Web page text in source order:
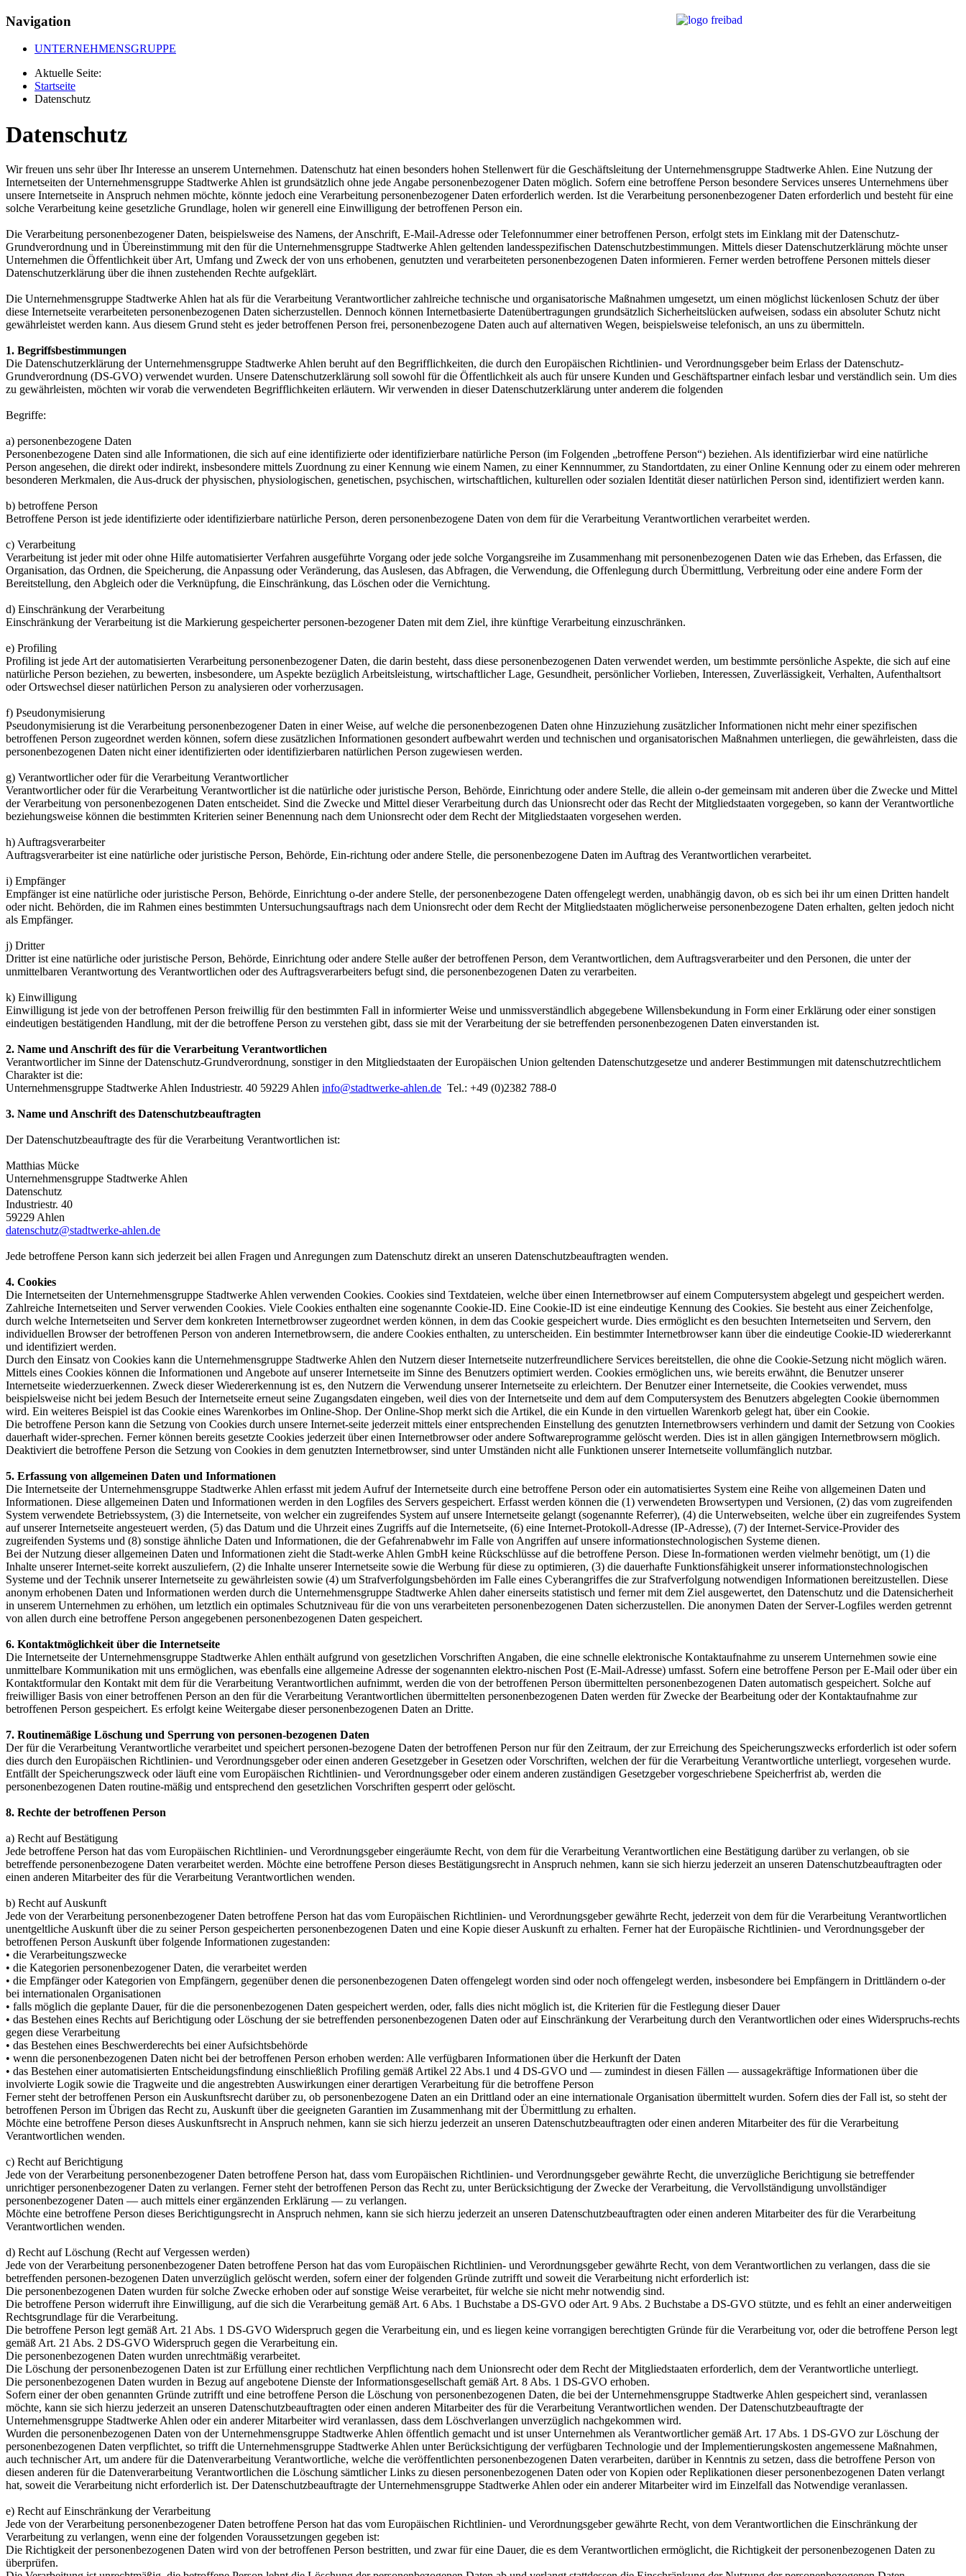
Navigation
UNTERNEHMENSGRUPPE
Aktuelle Seite:
Startseite
Datenschutz
Datenschutz
Wir freuen uns sehr über Ihr Interesse an unserem Unternehmen. Datenschutz hat einen besonders hohen Stellenwert für die Geschäftsleitung der Unternehmensgruppe Stadtwerke Ahlen. Eine Nutzung der
Internetseiten der Unternehmensgruppe Stadtwerke Ahlen ist grundsätzlich ohne jede Angabe personenbezogener Daten möglich. Sofern eine betroffene Person besondere Services unseres Unternehmens über
unsere Internetseite in Anspruch nehmen möchte, könnte jedoch eine Verarbeitung personenbezogener Daten erforderlich werden. Ist die Verarbeitung personenbezogener Daten erforderlich und besteht für eine
solche Verarbeitung keine gesetzliche Grundlage, holen wir generell eine Einwilligung der betroffenen Person ein.
Die Verarbeitung personenbezogener Daten, beispielsweise des Namens, der Anschrift, E-Mail-Adresse oder Telefonnummer einer betroffenen Person, erfolgt stets im Einklang mit der Datenschutz-
Grundverordnung und in Übereinstimmung mit den für die Unternehmensgruppe Stadtwerke Ahlen geltenden landesspezifischen Datenschutzbestimmungen. Mittels dieser Datenschutzerklärung möchte unser
Unternehmen die Öffentlichkeit über Art, Umfang und Zweck der von uns erhobenen, genutzten und verarbeiteten personenbezogenen Daten informieren. Ferner werden betroffene Personen mittels dieser
Datenschutzerklärung über die ihnen zustehenden Rechte aufgeklärt.
Die Unternehmensgruppe Stadtwerke Ahlen hat als für die Verarbeitung Verantwortlicher zahlreiche technische und organisatorische Maßnahmen umgesetzt, um einen möglichst lückenlosen Schutz der über
diese Internetseite verarbeiteten personenbezogenen Daten sicherzustellen. Dennoch können Internetbasierte Datenübertragungen grundsätzlich Sicherheitslücken aufweisen, sodass ein absoluter Schutz nicht
gewährleistet werden kann. Aus diesem Grund steht es jeder betroffenen Person frei, personenbezogene Daten auch auf alternativen Wegen, beispielsweise telefonisch, an uns zu übermitteln.
1. Begriffsbestimmungen
Die Datenschutzerklärung der Unternehmensgruppe Stadtwerke Ahlen beruht auf den Begrifflichkeiten, die durch den Europäischen Richtlinien- und Verordnungsgeber beim Erlass der Datenschutz-
Grundverordnung (DS-GVO) verwendet wurden. Unsere Datenschutzerklärung soll sowohl für die Öffentlichkeit als auch für unsere Kunden und Geschäftspartner einfach lesbar und verständlich sein. Um dies
zu gewährleisten, möchten wir vorab die verwendeten Begrifflichkeiten erläutern. Wir verwenden in dieser Datenschutzerklärung unter anderem die folgenden
Begriffe:
a) personenbezogene Daten
Personenbezogene Daten sind alle Informationen, die sich auf eine identifizierte oder identifizierbare natürliche Person (im Folgenden „betroffene Person“) beziehen. Als identifizierbar wird eine natürliche
Person angesehen, die direkt oder indirekt, insbesondere mittels Zuordnung zu einer Kennung wie einem Namen, zu einer Kennnummer, zu Standortdaten, zu einer Online Kennung oder zu einem oder mehreren
besonderen Merkmalen, die Aus-druck der physischen, physiologischen, genetischen, psychischen, wirtschaftlichen, kulturellen oder sozialen Identität dieser natürlichen Person sind, identifiziert werden kann.
b) betroffene Person
Betroffene Person ist jede identifizierte oder identifizierbare natürliche Person, deren personenbezogene Daten von dem für die Verarbeitung Verantwortlichen verarbeitet werden.
c) Verarbeitung
Verarbeitung ist jeder mit oder ohne Hilfe automatisierter Verfahren ausgeführte Vorgang oder jede solche Vorgangsreihe im Zusammenhang mit personenbezogenen Daten wie das Erheben, das Erfassen, die
Organisation, das Ordnen, die Speicherung, die Anpassung oder Veränderung, das Auslesen, das Abfragen, die Verwendung, die Offenlegung durch Übermittlung, Verbreitung oder eine andere Form der
Bereitstellung, den Abgleich oder die Verknüpfung, die Einschränkung, das Löschen oder die Vernichtung.
d) Einschränkung der Verarbeitung
Einschränkung der Verarbeitung ist die Markierung gespeicherter personen-bezogener Daten mit dem Ziel, ihre künftige Verarbeitung einzuschränken.
e) Profiling
Profiling ist jede Art der automatisierten Verarbeitung personenbezogener Daten, die darin besteht, dass diese personenbezogenen Daten verwendet werden, um bestimmte persönliche Aspekte, die sich auf eine
natürliche Person beziehen, zu bewerten, insbesondere, um Aspekte bezüglich Arbeitsleistung, wirtschaftlicher Lage, Gesundheit, persönlicher Vorlieben, Interessen, Zuverlässigkeit, Verhalten, Aufenthaltsort
oder Ortswechsel dieser natürlichen Person zu analysieren oder vorherzusagen.
f) Pseudonymisierung
Pseudonymisierung ist die Verarbeitung personenbezogener Daten in einer Weise, auf welche die personenbezogenen Daten ohne Hinzuziehung zusätzlicher Informationen nicht mehr einer spezifischen
betroffenen Person zugeordnet werden können, sofern diese zusätzlichen Informationen gesondert aufbewahrt werden und technischen und organisatorischen Maßnahmen unterliegen, die gewährleisten, dass die
personenbezogenen Daten nicht einer identifizierten oder identifizierbaren natürlichen Person zugewiesen werden.
g) Verantwortlicher oder für die Verarbeitung Verantwortlicher
Verantwortlicher oder für die Verarbeitung Verantwortlicher ist die natürliche oder juristische Person, Behörde, Einrichtung oder andere Stelle, die allein o-der gemeinsam mit anderen über die Zwecke und Mittel
der Verarbeitung von personenbezogenen Daten entscheidet. Sind die Zwecke und Mittel dieser Verarbeitung durch das Unionsrecht oder das Recht der Mitgliedstaaten vorgegeben, so kann der Verantwortliche
beziehungsweise können die bestimmten Kriterien seiner Benennung nach dem Unionsrecht oder dem Recht der Mitgliedstaaten vorgesehen werden.
h) Auftragsverarbeiter
Auftragsverarbeiter ist eine natürliche oder juristische Person, Behörde, Ein-richtung oder andere Stelle, die personenbezogene Daten im Auftrag des Verantwortlichen verarbeitet.
i) Empfänger
Empfänger ist eine natürliche oder juristische Person, Behörde, Einrichtung o-der andere Stelle, der personenbezogene Daten offengelegt werden, unabhängig davon, ob es sich bei ihr um einen Dritten handelt
oder nicht. Behörden, die im Rahmen eines bestimmten Untersuchungsauftrags nach dem Unionsrecht oder dem Recht der Mitgliedstaaten möglicherweise personenbezogene Daten erhalten, gelten jedoch nicht
als Empfänger.
j) Dritter
Dritter ist eine natürliche oder juristische Person, Behörde, Einrichtung oder andere Stelle außer der betroffenen Person, dem Verantwortlichen, dem Auftragsverarbeiter und den Personen, die unter der
unmittelbaren Verantwortung des Verantwortlichen oder des Auftragsverarbeiters befugt sind, die personenbezogenen Daten zu verarbeiten.
k) Einwilligung
Einwilligung ist jede von der betroffenen Person freiwillig für den bestimmten Fall in informierter Weise und unmissverständlich abgegebene Willensbekundung in Form einer Erklärung oder einer sonstigen
eindeutigen bestätigenden Handlung, mit der die betroffene Person zu verstehen gibt, dass sie mit der Verarbeitung der sie betreffenden personenbezogenen Daten einverstanden ist.
2. Name und Anschrift des für die Verarbeitung Verantwortlichen
Verantwortlicher im Sinne der Datenschutz-Grundverordnung, sonstiger in den Mitgliedstaaten der Europäischen Union geltenden Datenschutzgesetze und anderer Bestimmungen mit datenschutzrechtlichem
Charakter ist die:
Unternehmensgruppe Stadtwerke Ahlen Industriestr. 40 59229 Ahlen info@stadtwerke-ahlen.de Tel.: +49 (0)2382 788-0
3. Name und Anschrift des Datenschutzbeauftragten
Der Datenschutzbeauftragte des für die Verarbeitung Verantwortlichen ist:
Matthias Mücke
Unternehmensgruppe Stadtwerke Ahlen
Datenschutz
Industriestr. 40
59229 Ahlen
datenschutz@stadtwerke-ahlen.de
Jede betroffene Person kann sich jederzeit bei allen Fragen und Anregungen zum Datenschutz direkt an unseren Datenschutzbeauftragten wenden.
4. Cookies
Die Internetseiten der Unternehmensgruppe Stadtwerke Ahlen verwenden Cookies. Cookies sind Textdateien, welche über einen Internetbrowser auf einem Computersystem abgelegt und gespeichert werden.
Zahlreiche Internetseiten und Server verwenden Cookies. Viele Cookies enthalten eine sogenannte Cookie-ID. Eine Cookie-ID ist eine eindeutige Kennung des Cookies. Sie besteht aus einer Zeichenfolge,
durch welche Internetseiten und Server dem konkreten Internetbrowser zugeordnet werden können, in dem das Cookie gespeichert wurde. Dies ermöglicht es den besuchten Internetseiten und Servern, den
individuellen Browser der betroffenen Person von anderen Internetbrowsern, die andere Cookies enthalten, zu unterscheiden. Ein bestimmter Internetbrowser kann über die eindeutige Cookie-ID wiedererkannt
und identifiziert werden.
Durch den Einsatz von Cookies kann die Unternehmensgruppe Stadtwerke Ahlen den Nutzern dieser Internetseite nutzerfreundlichere Services bereitstellen, die ohne die Cookie-Setzung nicht möglich wären.
Mittels eines Cookies können die Informationen und Angebote auf unserer Internetseite im Sinne des Benutzers optimiert werden. Cookies ermöglichen uns, wie bereits erwähnt, die Benutzer unserer
Internetseite wiederzuerkennen. Zweck dieser Wiedererkennung ist es, den Nutzern die Verwendung unserer Internetseite zu erleichtern. Der Benutzer einer Internetseite, die Cookies verwendet, muss
beispielsweise nicht bei jedem Besuch der Internetseite erneut seine Zugangsdaten eingeben, weil dies von der Internetseite und dem auf dem Computersystem des Benutzers abgelegten Cookie übernommen
wird. Ein weiteres Beispiel ist das Cookie eines Warenkorbes im Online-Shop. Der Online-Shop merkt sich die Artikel, die ein Kunde in den virtuellen Warenkorb gelegt hat, über ein Cookie.
Die betroffene Person kann die Setzung von Cookies durch unsere Internet-seite jederzeit mittels einer entsprechenden Einstellung des genutzten Internetbrowsers verhindern und damit der Setzung von Cookies
dauerhaft wider-sprechen. Ferner können bereits gesetzte Cookies jederzeit über einen Internetbrowser oder andere Softwareprogramme gelöscht werden. Dies ist in allen gängigen Internetbrowsern möglich.
Deaktiviert die betroffene Person die Setzung von Cookies in dem genutzten Internetbrowser, sind unter Umständen nicht alle Funktionen unserer Internetseite vollumfänglich nutzbar.
5. Erfassung von allgemeinen Daten und Informationen
Die Internetseite der Unternehmensgruppe Stadtwerke Ahlen erfasst mit jedem Aufruf der Internetseite durch eine betroffene Person oder ein automatisiertes System eine Reihe von allgemeinen Daten und
Informationen. Diese allgemeinen Daten und Informationen werden in den Logfiles des Servers gespeichert. Erfasst werden können die (1) verwendeten Browsertypen und Versionen, (2) das vom zugreifenden
System verwendete Betriebssystem, (3) die Internetseite, von welcher ein zugreifendes System auf unsere Internetseite gelangt (sogenannte Referrer), (4) die Unterwebseiten, welche über ein zugreifendes System
auf unserer Internetseite angesteuert werden, (5) das Datum und die Uhrzeit eines Zugriffs auf die Internetseite, (6) eine Internet-Protokoll-Adresse (IP-Adresse), (7) der Internet-Service-Provider des
zugreifenden Systems und (8) sonstige ähnliche Daten und Informationen, die der Gefahrenabwehr im Falle von Angriffen auf unsere informationstechnologischen Systeme dienen.
Bei der Nutzung dieser allgemeinen Daten und Informationen zieht die Stadt-werke Ahlen GmbH keine Rückschlüsse auf die betroffene Person. Diese In-formationen werden vielmehr benötigt, um (1) die
Inhalte unserer Internet-seite korrekt auszuliefern, (2) die Inhalte unserer Internetseite sowie die Werbung für diese zu optimieren, (3) die dauerhafte Funktionsfähigkeit unserer informationstechnologischen
Systeme und der Technik unserer Internetseite zu gewährleisten sowie (4) um Strafverfolgungsbehörden im Falle eines Cyberangriffes die zur Strafverfolgung notwendigen Informationen bereitzustellen. Diese
anonym erhobenen Daten und Informationen werden durch die Unternehmensgruppe Stadtwerke Ahlen daher einerseits statistisch und ferner mit dem Ziel ausgewertet, den Datenschutz und die Datensicherheit
in unserem Unternehmen zu erhöhen, um letztlich ein optimales Schutzniveau für die von uns verarbeiteten personenbezogenen Daten sicherzustellen. Die anonymen Daten der Server-Logfiles werden getrennt
von allen durch eine betroffene Person angegebenen personenbezogenen Daten gespeichert.
6. Kontaktmöglichkeit über die Internetseite
Die Internetseite der Unternehmensgruppe Stadtwerke Ahlen enthält aufgrund von gesetzlichen Vorschriften Angaben, die eine schnelle elektronische Kontaktaufnahme zu unserem Unternehmen sowie eine
unmittelbare Kommunikation mit uns ermöglichen, was ebenfalls eine allgemeine Adresse der sogenannten elektro-nischen Post (E-Mail-Adresse) umfasst. Sofern eine betroffene Person per E-Mail oder über ein
Kontaktformular den Kontakt mit dem für die Verarbeitung Verantwortlichen aufnimmt, werden die von der betroffenen Person übermittelten personenbezogenen Daten automatisch gespeichert. Solche auf
freiwilliger Basis von einer betroffenen Person an den für die Verarbeitung Verantwortlichen übermittelten personenbezogenen Daten werden für Zwecke der Bearbeitung oder der Kontaktaufnahme zur
betroffenen Person gespeichert. Es erfolgt keine Weitergabe dieser personenbezogenen Daten an Dritte.
7. Routinemäßige Löschung und Sperrung von personen-bezogenen Daten
Der für die Verarbeitung Verantwortliche verarbeitet und speichert personen-bezogene Daten der betroffenen Person nur für den Zeitraum, der zur Erreichung des Speicherungszwecks erforderlich ist oder sofern
dies durch den Europäischen Richtlinien- und Verordnungsgeber oder einen anderen Gesetzgeber in Gesetzen oder Vorschriften, welchen der für die Verarbeitung Verantwortliche unterliegt, vorgesehen wurde.
Entfällt der Speicherungszweck oder läuft eine vom Europäischen Richtlinien- und Verordnungsgeber oder einem anderen zuständigen Gesetzgeber vorgeschriebene Speicherfrist ab, werden die
personenbezogenen Daten routine-mäßig und entsprechend den gesetzlichen Vorschriften gesperrt oder gelöscht.
8. Rechte der betroffenen Person
a) Recht auf Bestätigung
Jede betroffene Person hat das vom Europäischen Richtlinien- und Verordnungsgeber eingeräumte Recht, von dem für die Verarbeitung Verantwortlichen eine Bestätigung darüber zu verlangen, ob sie
betreffende personenbezogene Daten verarbeitet werden. Möchte eine betroffene Person dieses Bestätigungsrecht in Anspruch nehmen, kann sie sich hierzu jederzeit an unseren Datenschutzbeauftragten oder
einen anderen Mitarbeiter des für die Verarbeitung Verantwortlichen wenden.
b) Recht auf Auskunft
Jede von der Verarbeitung personenbezogener Daten betroffene Person hat das vom Europäischen Richtlinien- und Verordnungsgeber gewährte Recht, jederzeit von dem für die Verarbeitung Verantwortlichen
unentgeltliche Auskunft über die zu seiner Person gespeicherten personenbezogenen Daten und eine Kopie dieser Auskunft zu erhalten. Ferner hat der Europäische Richtlinien- und Verordnungsgeber der
betroffenen Person Auskunft über folgende Informationen zugestanden:
• die Verarbeitungszwecke
• die Kategorien personenbezogener Daten, die verarbeitet werden
• die Empfänger oder Kategorien von Empfängern, gegenüber denen die personenbezogenen Daten offengelegt worden sind oder noch offengelegt werden, insbesondere bei Empfängern in Drittländern o-der
bei internationalen Organisationen
• falls möglich die geplante Dauer, für die die personenbezogenen Daten gespeichert werden, oder, falls dies nicht möglich ist, die Kriterien für die Festlegung dieser Dauer
• das Bestehen eines Rechts auf Berichtigung oder Löschung der sie betreffenden personenbezogenen Daten oder auf Einschränkung der Verarbeitung durch den Verantwortlichen oder eines Widerspruchs-rechts
gegen diese Verarbeitung
• das Bestehen eines Beschwerderechts bei einer Aufsichtsbehörde
• wenn die personenbezogenen Daten nicht bei der betroffenen Person erhoben werden: Alle verfügbaren Informationen über die Herkunft der Daten
• das Bestehen einer automatisierten Entscheidungsfindung einschließlich Profiling gemäß Artikel 22 Abs.1 und 4 DS-GVO und — zumindest in diesen Fällen — aussagekräftige Informationen über die
involvierte Logik sowie die Tragweite und die angestrebten Auswirkungen einer derartigen Verarbeitung für die betroffene Person
Ferner steht der betroffenen Person ein Auskunftsrecht darüber zu, ob personenbezogene Daten an ein Drittland oder an eine internationale Organisation übermittelt wurden. Sofern dies der Fall ist, so steht der
betroffenen Person im Übrigen das Recht zu, Auskunft über die geeigneten Garantien im Zusammenhang mit der Übermittlung zu erhalten.
Möchte eine betroffene Person dieses Auskunftsrecht in Anspruch nehmen, kann sie sich hierzu jederzeit an unseren Datenschutzbeauftragten oder einen anderen Mitarbeiter des für die Verarbeitung
Verantwortlichen wenden.
c) Recht auf Berichtigung
Jede von der Verarbeitung personenbezogener Daten betroffene Person hat, dass vom Europäischen Richtlinien- und Verordnungsgeber gewährte Recht, die unverzügliche Berichtigung sie betreffender
unrichtiger personenbezogener Daten zu verlangen. Ferner steht der betroffenen Person das Recht zu, unter Berücksichtigung der Zwecke der Verarbeitung, die Vervollständigung unvollständiger
personenbezogener Daten — auch mittels einer ergänzenden Erklärung — zu verlangen.
Möchte eine betroffene Person dieses Berichtigungsrecht in Anspruch nehmen, kann sie sich hierzu jederzeit an unseren Datenschutzbeauftragten oder einen anderen Mitarbeiter des für die Verarbeitung
Verantwortlichen wenden.
d) Recht auf Löschung (Recht auf Vergessen werden)
Jede von der Verarbeitung personenbezogener Daten betroffene Person hat das vom Europäischen Richtlinien- und Verordnungsgeber gewährte Recht, von dem Verantwortlichen zu verlangen, dass die sie
betreffenden personen-bezogenen Daten unverzüglich gelöscht werden, sofern einer der folgenden Gründe zutrifft und soweit die Verarbeitung nicht erforderlich ist:
Die personenbezogenen Daten wurden für solche Zwecke erhoben oder auf sonstige Weise verarbeitet, für welche sie nicht mehr notwendig sind.
Die betroffene Person widerruft ihre Einwilligung, auf die sich die Verarbeitung gemäß Art. 6 Abs. 1 Buchstabe a DS-GVO oder Art. 9 Abs. 2 Buchstabe a DS-GVO stützte, und es fehlt an einer anderweitigen
Rechtsgrundlage für die Verarbeitung.
Die betroffene Person legt gemäß Art. 21 Abs. 1 DS-GVO Widerspruch gegen die Verarbeitung ein, und es liegen keine vorrangigen berechtigten Gründe für die Verarbeitung vor, oder die betroffene Person legt
gemäß Art. 21 Abs. 2 DS-GVO Widerspruch gegen die Verarbeitung ein.
Die personenbezogenen Daten wurden unrechtmäßig verarbeitet.
Die Löschung der personenbezogenen Daten ist zur Erfüllung einer rechtlichen Verpflichtung nach dem Unionsrecht oder dem Recht der Mitgliedstaaten erforderlich, dem der Verantwortliche unterliegt.
Die personenbezogenen Daten wurden in Bezug auf angebotene Dienste der Informationsgesellschaft gemäß Art. 8 Abs. 1 DS-GVO erhoben.
Sofern einer der oben genannten Gründe zutrifft und eine betroffene Person die Löschung von personenbezogenen Daten, die bei der Unternehmensgruppe Stadtwerke Ahlen gespeichert sind, veranlassen
möchte, kann sie sich hierzu jederzeit an unseren Datenschutzbeauftragten oder einen anderen Mitarbeiter des für die Verarbeitung Verantwortlichen wenden. Der Datenschutzbeauftragte der
Unternehmensgruppe Stadtwerke Ahlen oder ein anderer Mitarbeiter wird veranlassen, dass dem Löschverlangen unverzüglich nachgekommen wird.
Wurden die personenbezogenen Daten von der Unternehmensgruppe Stadtwerke Ahlen öffentlich gemacht und ist unser Unternehmen als Verantwortlicher gemäß Art. 17 Abs. 1 DS-GVO zur Löschung der
personenbezogenen Daten verpflichtet, so trifft die Unternehmensgruppe Stadtwerke Ahlen unter Berücksichtigung der verfügbaren Technologie und der Implementierungskosten angemessene Maßnahmen,
auch technischer Art, um andere für die Datenverarbeitung Verantwortliche, welche die veröffentlichten personenbezogenen Daten verarbeiten, darüber in Kenntnis zu setzen, dass die betroffene Person von
diesen anderen für die Datenverarbeitung Verantwortlichen die Löschung sämtlicher Links zu diesen personenbezogenen Daten oder von Kopien oder Replikationen dieser personenbezogenen Daten verlangt
hat, soweit die Verarbeitung nicht erforderlich ist. Der Datenschutzbeauftragte der Unternehmensgruppe Stadtwerke Ahlen oder ein anderer Mitarbeiter wird im Einzelfall das Notwendige veranlassen.
e) Recht auf Einschränkung der Verarbeitung
Jede von der Verarbeitung personenbezogener Daten betroffene Person hat das vom Europäischen Richtlinien- und Verordnungsgeber gewährte Recht, von dem Verantwortlichen die Einschränkung der
Verarbeitung zu verlangen, wenn eine der folgenden Voraussetzungen gegeben ist:
Die Richtigkeit der personenbezogenen Daten wird von der betroffenen Person bestritten, und zwar für eine Dauer, die es dem Verantwortlichen ermöglicht, die Richtigkeit der personenbezogenen Daten zu
überprüfen.